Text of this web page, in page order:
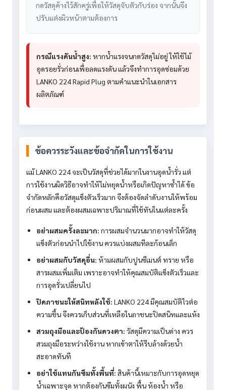
กดวัสดุค้างไว้สักครู่เพื่อให้วัสดุจับตัวกับร่อง จากนั้นจึง
ปรับแต่งผิวหน้าตามต้องการ
กรณีแรงดันน้ำสูง: หากน้ำแรงจนกดวัสดุไม่อยู่ ให้ใช้ไม้
อุดรอยรั่วก่อนเพื่อลดแรงดัน แล้วจึงทำการอุดซ่อมด้วย
LANKO 224 Rapid Plug ตามคำแนะนำในเอกสาร
ผลิตภัณฑ์
ข้อควรระวังและข้อจำกัดในการใช้งาน
แม้ LANKO 224 จะเป็นวัสดุที่ช่วยได้มากในงานอุดน้ำรั่ว แต่
การใช้งานผิดวิธีอาจทำให้ไม่หยุดน้ำหรือเกิดปัญหาซ้ำได้ ข้อ
จำกัดหลักคือวัสดุแข็งตัวเร็วมาก จึงต้องจัดลำดับงานให้พร้อม
ก่อนผสม และต้องผสมเฉพาะปริมาณที่ใช้ทันในแต่ละครั้ง
อย่าผสมครั้งละมาก: การผสมจำนวนมากอาจทำให้วัสดุ
แข็งตัวก่อนนำไปใช้งาน ควรแบ่งผสมทีละก้อนเล็ก
อย่าผสมกับวัสดุอื่น: ห้ามผสมกับปูนซีเมนต์ ทราย หรือ
สารผสมเพิ่มเติม เพราะอาจทำให้คุณสมบัติแข็งตัวเร็วและ
การอุดรั่วเปลี่ยนไป
ปิดภาชนะให้สนิทหลังใช้: LANKO 224 มีคุณสมบัติไวต่อ
ความชื้น จึงควรเก็บส่วนที่เหลือในภาชนะปิดสนิทและแห้ง
สวมถุงมือและป้องกันดวงตา: วัสดุมีความเป็นด่าง ควร
สวมถุงมือระหว่างใช้งาน หากเข้าตาให้รีบล้างด้วยน้ำ
สะอาดทันที
อย่าใช้แทนกันซึมทั้งพื้นที่: สินค้านี้เหมาะกับการอุดหยุด
น้ำเฉพาะจุด หากต้องกันซึมทั้งผนัง พื้น ห้องน้ำ หรือ